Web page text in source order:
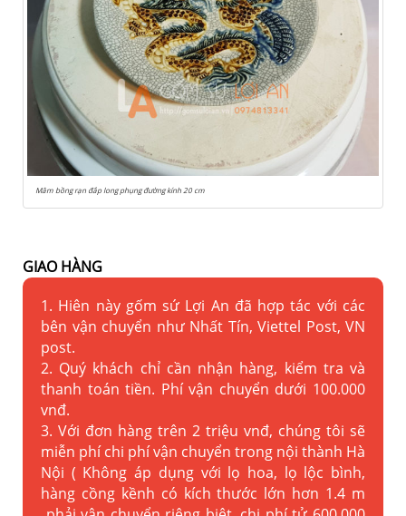
Mâm bồng rạn đắp long phụng đường kính 20 cm
GIAO HÀNG
1. Hiên này gốm sứ Lợi An đã hợp tác với các
bên vận chuyển như Nhất Tín, Viettel Post, VN
post.
2. Quý khách chỉ cần nhận hàng, kiểm tra và
thanh toán tiền. Phí vận chuyển dưới 100.000
vnđ.
3. Với đơn hàng trên 2 triệu vnđ, chúng tôi sẽ
miễn phí chi phí vận chuyển trong nội thành Hà
Nội ( Không áp dụng với lọ hoa, lọ lộc bình,
hàng cồng kềnh có kích thước lớn hơn 1.4 m